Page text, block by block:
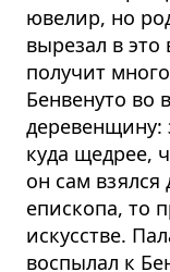
ювелир, но
вырезал в это
получит
Бенвенуто во
деревенщину:
куда щедрее,
он сам взялся
епископа, то
искусстве.
воспылал к